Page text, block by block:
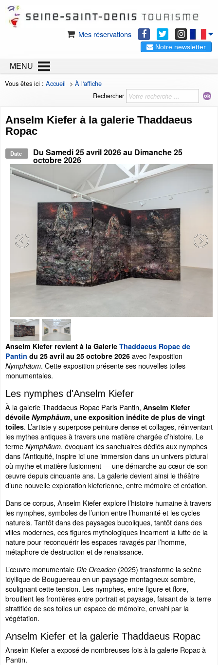
Mes réservations
Notre newsletter
MENU
Vous êtes ici : Accueil > À l'affiche
Rechercher
Anselm Kiefer à la galerie Thaddaeus
Ropac
Date Du Samedi 25 avril 2026au Dimanche 25
octobre 2026
Anselm Kiefer revient à la Galerie Thaddaeus Ropac de
Pantin du 25 avril au 25 octobre 2026 avec l'exposition
Nymphäum. Cette exposition présente ses nouvelles toiles
monumentales.
Les nymphes d'Anselm Kiefer
À la galerie Thaddaeus Ropac Paris Pantin, Anselm Kiefer
dévoile Nymphäum, une exposition inédite de plus de vingt
toiles. L’artiste y superpose peinture dense et collages, réinventant
les mythes antiques à travers une matière chargée d’histoire. Le
terme Nymphäum, évoquant les sanctuaires dédiés aux nymphes
dans l’Antiquité, inspire ici une immersion dans un univers pictural
où mythe et matière fusionnent — une démarche au cœur de son
œuvre depuis cinquante ans. La galerie devient ainsi le théâtre
d’une nouvelle exploration kieferienne, entre mémoire et création.
Dans ce corpus, Anselm Kiefer explore l’histoire humaine à travers
les nymphes, symboles de l’union entre l’humanité et les cycles
naturels. Tantôt dans des paysages bucoliques, tantôt dans des
villes modernes, ces figures mythologiques incarnent la lutte de la
nature pour reconquérir les espaces ravagés par l’homme,
métaphore de destruction et de renaissance.
L’œuvre monumentale Die Oreaden (2025) transforme la scène
idyllique de Bouguereau en un paysage montagneux sombre,
soulignant cette tension. Les nymphes, entre figure et flore,
brouillent les frontières entre portrait et paysage, faisant de la terre
stratifiée de ses toiles un espace de mémoire, envahi par la
végétation.
Anselm Kiefer et la galerie Thaddaeus Ropac
Anselm Kiefer a exposé de nombreuses fois à la galerie Ropac à
Pantin.